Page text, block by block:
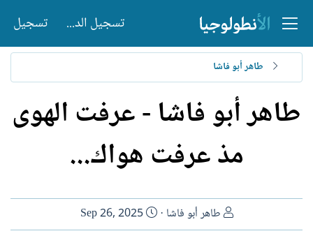
تسجيل الدخول تسجيل
طاهر أبو فاشا
طاهر أبو فاشا - عرفت الهوى
مذ عرفت هواك...
ا
ل
طاهر أبو فاشا
ت
ا
Sep 26, 2025